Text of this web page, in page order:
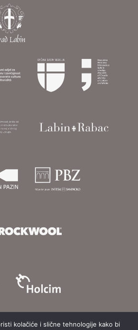
kolačiće i slične tehnologije kako bi